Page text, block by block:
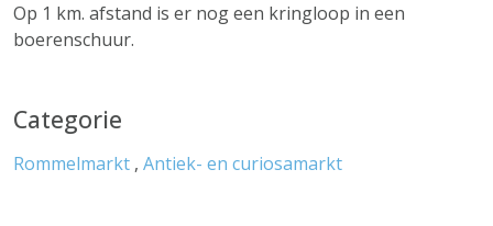
Op 1 km. afstand is er nog een kringloop in een
boerenschuur.
Categorie
Rommelmarkt , Antiek- en curiosamarkt